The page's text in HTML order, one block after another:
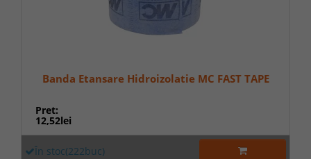
Banda Etansare Hidroizolatie MC FAST TAPE
Pret:
12,52lei
În stoc(222buc)